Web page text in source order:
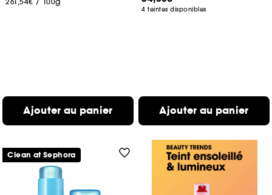
Ajouter au panier
4 teintes disponibles
Ajouter au panier
Clean at Sephora